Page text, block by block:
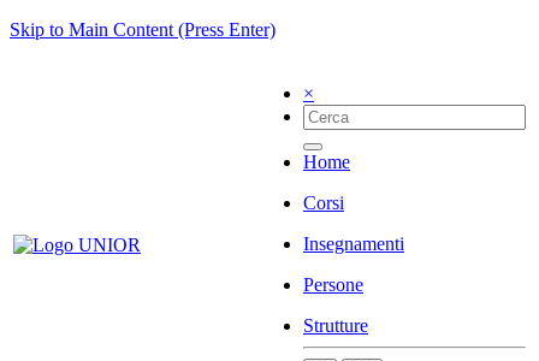
Skip to Main Content (Press Enter)
×
Home
Corsi
Insegnamenti
Persone
Strutture